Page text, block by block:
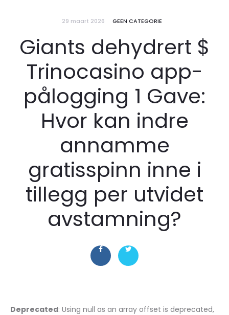
29 maart 2026 GEEN CATEGORIE
Giants dehydrert $
Trinocasino app-
pålogging 1 Gave:
Hvor kan indre
annamme
gratisspinn inne i
tillegg per utvidet
avstamning?
Deprecated: Using null as an array offset is deprecated,